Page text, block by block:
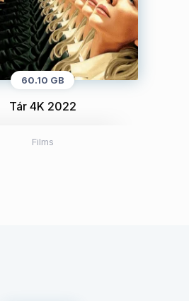
60.10 GB
Tár 4K 2022
Films